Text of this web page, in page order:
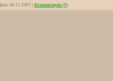
08.11.2007 |Комментарии (0)